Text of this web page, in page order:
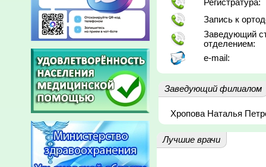
Регистратура:
Запись к
Заведующий
отделением:
e-mail:
Заведующий филиалом
Хропова Наталья
Лучшие врачи